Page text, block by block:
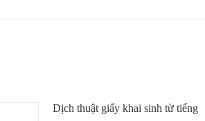
Dịch thuật giấy khai sinh từ tiếng